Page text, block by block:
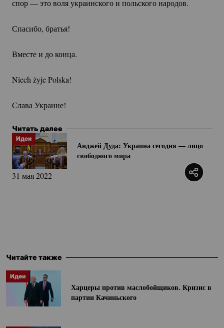
спор — это воля украинского и польского народов.
Спасибо, братья!
Вместе и до конца.
Niech żyje Polska!
Слава Украине!
Читать далее
Идеи
Анджей Дуда: Украина сегодня — лицо
свободного мира
31 мая 2022
Читайте также
Идеи
Харцеры против маслобойщиков. Кризис в
партии Качиньского